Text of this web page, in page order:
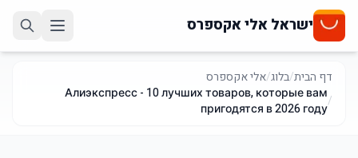
ישראל אלי אקספרס
דף הבית/בלוג/אלי אקספרס
/
Алиэкспресс - 10 лучших товаров, которые вам
пригодятся в 2026 году